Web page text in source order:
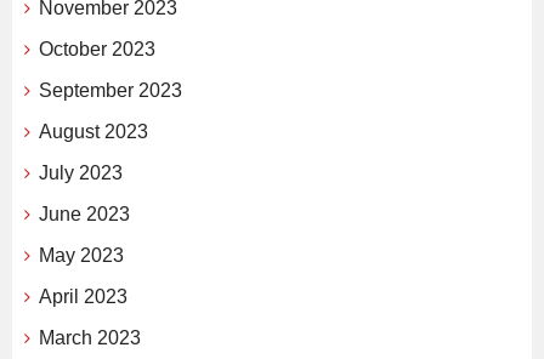
November 2023
October 2023
September 2023
August 2023
July 2023
June 2023
May 2023
April 2023
March 2023